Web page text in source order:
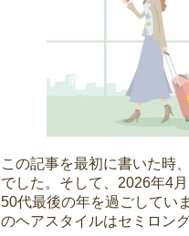
この記事を最初に書いた時
でした。そして、2026年4
50代最後の年を過ごしてい
のヘアスタイルはセミロン